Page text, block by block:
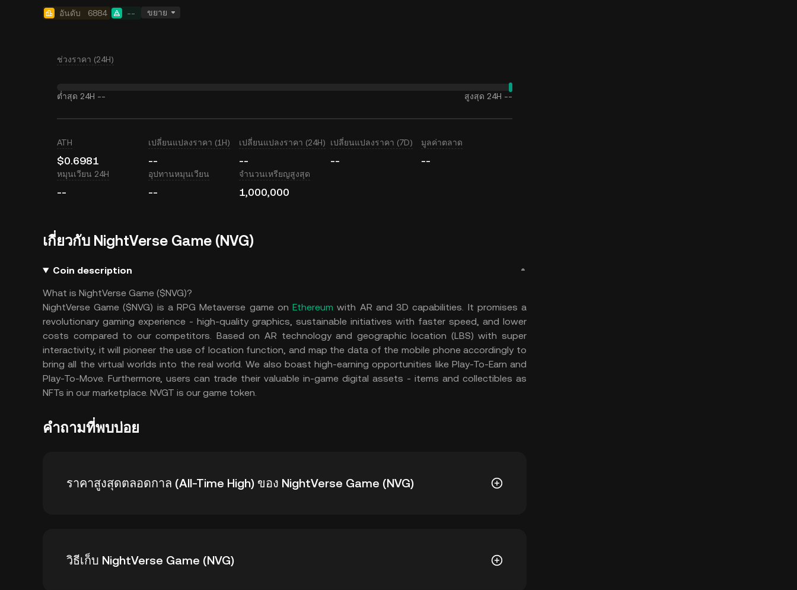
อันดับ 6884 -- ขยาย
ช่วงราคา (24H)
ต่ำสุด 24H -- สูงสุด 24H --
ATH
$0.6981
เปลี่ยนแปลงราคา (1H)
--
เปลี่ยนแปลงราคา (24H)
--
เปลี่ยนแปลงราคา (7D)
--
มูลค่าตลาด
--
หมุนเวียน 24H
--
อุปทานหมุนเวียน
--
จำนวนเหรียญสูงสุด
1,000,000
เกี่ยวกับ NightVerse Game (NVG)
Coin description
What is NightVerse Game ($NVG)?
NightVerse Game ($NVG) is a RPG Metaverse game onEthereum with AR and 3D capabilities. It promises a
revolutionary gaming experience - high-quality graphics, sustainable initiatives with faster speed, and lower
costs compared to our competitors. Based on AR technology and geographic location (LBS) with super
interactivity, it will pioneer the use of location function, and map the data of the mobile phone accordingly to
bring all the virtual worlds into the real world. We also boast high-earning opportunities like Play-To-Earn and
Play-To-Move. Furthermore, users can trade their valuable in-game digital assets - items and collectibles as
NFTs in our marketplace. NVGT is our game token.
คำถามที่พบบ่อย
ราคาสูงสุดตลอดกาล (All-Time High) ของ NightVerse Game (NVG)
ราว --
วิธีเก็บ NightVerse Game (NVG)